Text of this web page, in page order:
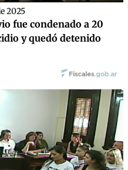
2025
fue condenado a 20
y quedó detenido